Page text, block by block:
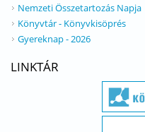
Nemzeti Összetartozás Napja
Könyvtár - Könyvkisöprés
Gyereknap - 2026
LINKTÁR